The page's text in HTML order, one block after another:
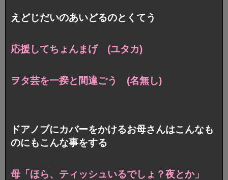
えどじだいのあいどるのとくてう
応援してちょんまげ (ユタカ)
ヲタ芸を一揆と間違ごう (名無し)
ドアノブにカバーをかけるお母さんはこんなも
のにもこんな事をする
母「ほら、ティッシュいるでしょ？夜とか」